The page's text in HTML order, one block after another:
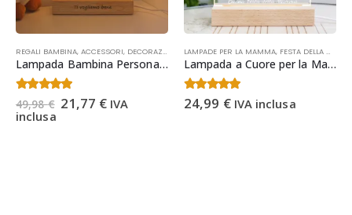
PER LEI ,REGALI SAN VALENTINO PER LUI,SAN VALENTINO
PORTACHIAVI PERSONALIZZATI
REGALI BAMBINA, ACCESSORI, DECORAZIONI CAMERETTA BAMBINI ,HOME DECOR,IDEE
Lampada Bambina Personalizzata con Nome – Regalo Nascita Personalizzato – Regalo Bambina (Unicorno)
4.29 Su 5
49,98€ Il
prezzo
21,77 €IlIVA
inclusa
LAMPADE PER LA MAMMA, FESTA DELLA MAMMA
Lampada a Cuore per la Mamma | Regalo Festa della Mamma
4.43 Su 5
24,99 € IVA inclusa